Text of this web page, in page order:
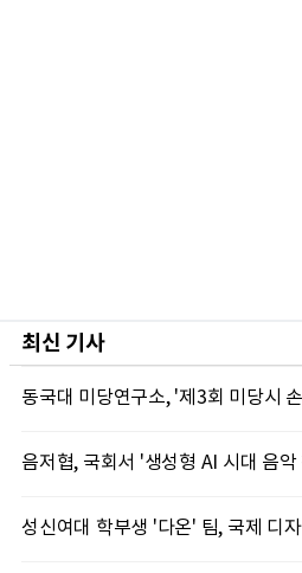
최신 기사